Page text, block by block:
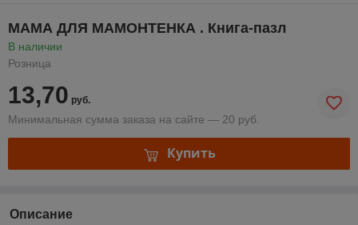
МАМА ДЛЯ МАМОНТЕНКА . Книга-пазл
В наличии
Розница
13,70 руб.
Минимальная сумма заказа на сайте — 20 руб.
Купить
Описание